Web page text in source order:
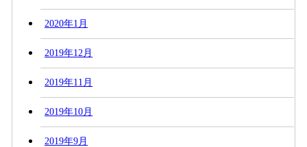
2020年1月
2019年12月
2019年11月
2019年10月
2019年9月